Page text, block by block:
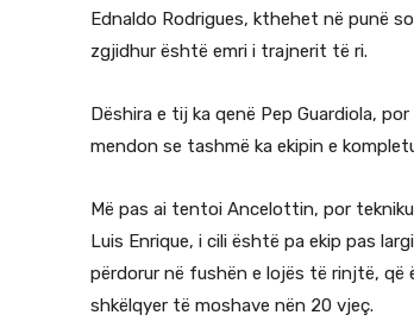
Ednaldo Rodrigues, kthehet në punë
zgjidhur është emri i trajnerit të ri.
Dëshira e tij ka qenë Pep Guardiola,
mendon se tashmë ka ekipin e
Më pas ai tentoi Ancelottin, por
Luis Enrique, i cili është pa ekip pas
përdorur në fushën e lojës të rinjtë, që
shkëlqyer të moshave nën 20 vjeç.